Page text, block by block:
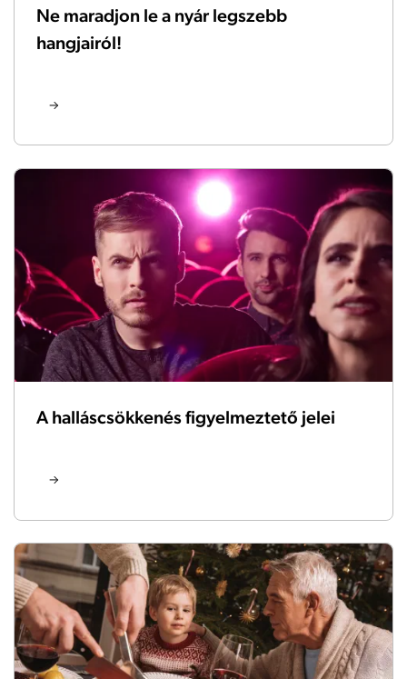
Ne maradjon le a nyár legszebb
hangjairól!
A halláscsökkenés figyelmeztető jelei